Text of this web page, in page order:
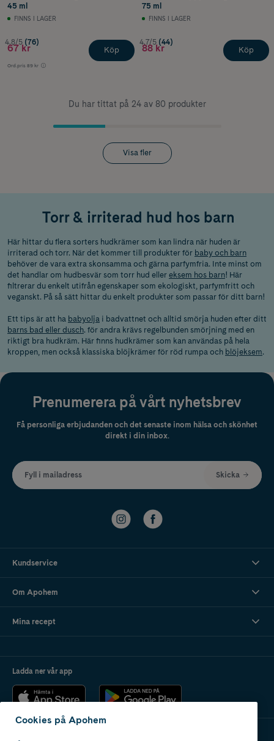
45 ml
FINNS I LAGER
4.8/5 (76)
67 kr
Ord.pris 89 kr
Köp
75 ml
FINNS I LAGER
4.7/5 (44)
88 kr Köp
Du har tittat på 24 av 80 produkter
Visa fler
Torr & irriterad hud hos barn
Här hittar du flera sorters hudkrämer som kan lindra när huden är
irriterad och torr. När det kommer till produkter för baby och barn
behöver de vara extra skonsamma och gärna parfymfria. Inte minst om
det handlar om hudbesvär som torr hud eller eksem hos barn! Här
filtrerar du enkelt utifrån egenskaper som ekologiskt, parfymfritt och
veganskt. På så sätt hittar du enkelt produkter som passar för ditt barn!
Ett tips är att ha babyolja i badvattnet och alltid smörja huden efter ditt
barns bad eller dusch. för andra krävs regelbunden smörjning med en
riktigt bra hudkräm. Här finns hudkrämer som kan användas på hela
kroppen, men också klassiska blöjkrämer för röd rumpa och blöjeksem.
Prenumerera på vårt nyhetsbrev
Få personliga erbjudanden och det senaste inom hälsa och skönhet
direkt i din inbox.
Fyll i mailadress Skicka
Kundservice
Om Apohem
Mina recept
Ladda ner vår app
Cookies på Apohem